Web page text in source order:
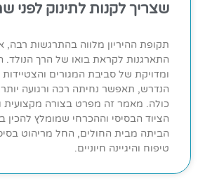
שצריך לקנות לתינוק לפני
תקופת ההיריון מלווה בהתרגשות
התארגנות לקראת בואו של הרך הנולד.
ומדויקת של סביבת המגורים
הנדרש, תאפשר נחיתה רכה ורגועה
כולה. מאמר זה מפרט בצורה מקצועית
הציוד הבסיסי וההכרחי שמומלץ
הביתה מבית החולים, החל מריהוט
טיפוח והיגיינה חיוניים.